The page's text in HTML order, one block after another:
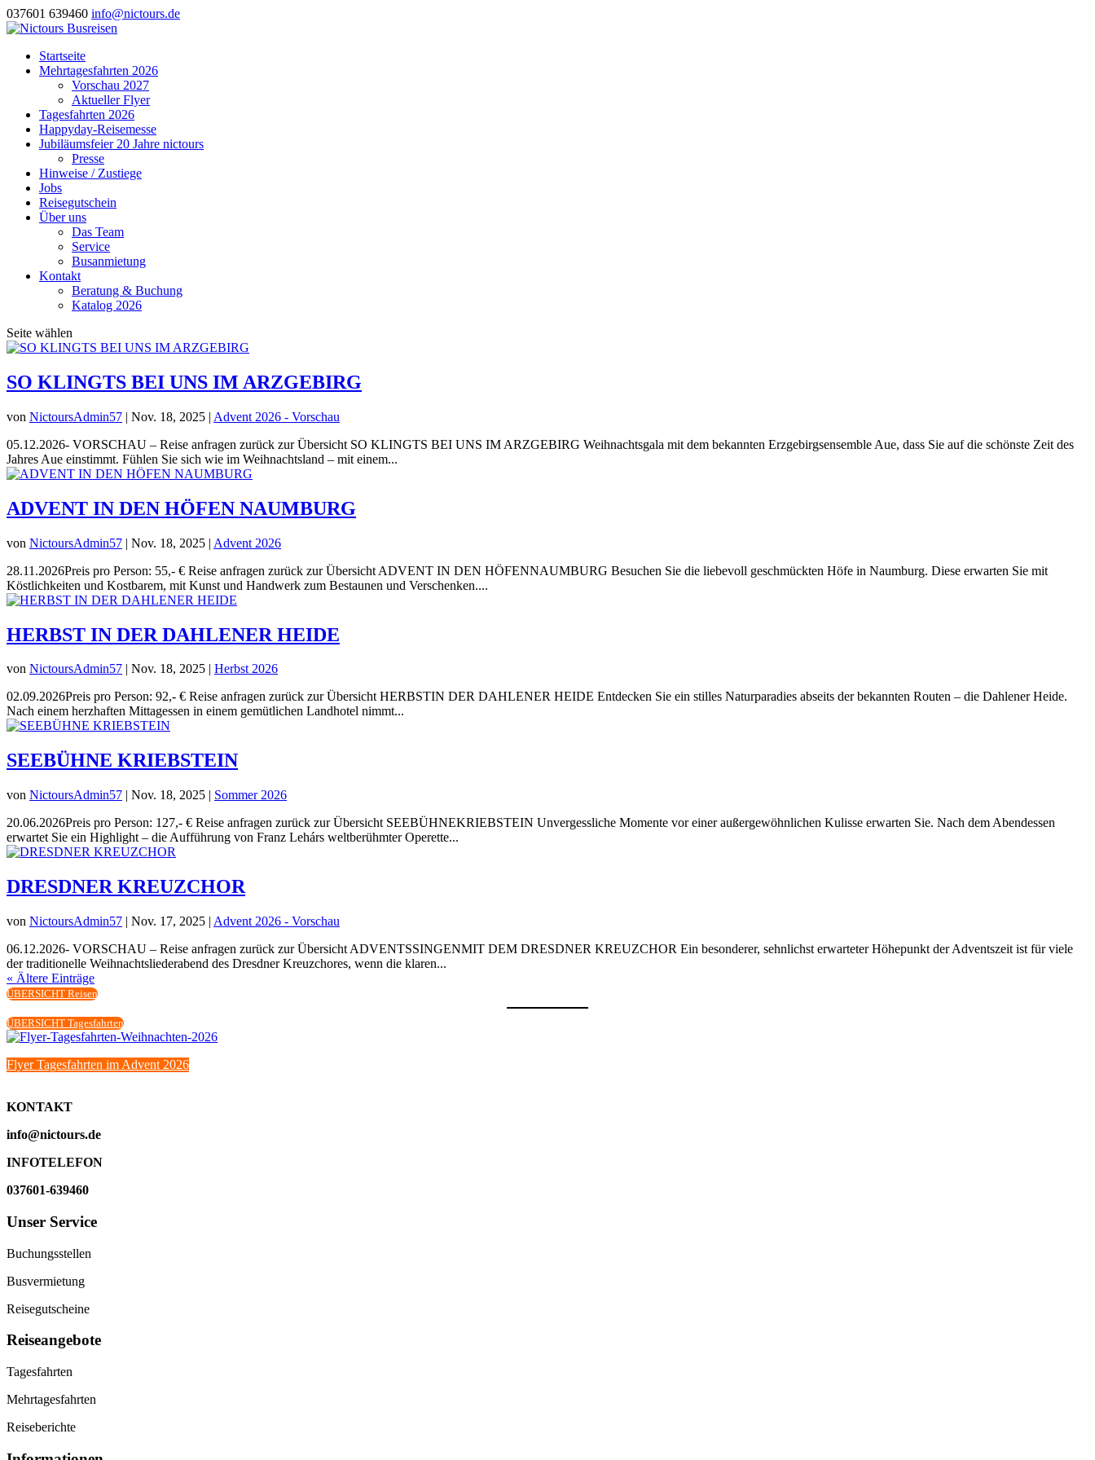
037601 639460 info@nictours.de
Startseite
Mehrtagesfahrten 2026
Vorschau 2027
Aktueller Flyer
Tagesfahrten 2026
Happyday-Reisemesse
Jubiläumsfeier 20 Jahre nictours
Presse
Hinweise / Zustiege
Jobs
Reisegutschein
Über uns
Das Team
Service
Busanmietung
Kontakt
Beratung & Buchung
Katalog 2026
Seite wählen
SO KLINGTS BEI UNS IM ARZGEBIRG
von NictoursAdmin57 | Nov. 18, 2025 | Advent 2026 - Vorschau
05.12.2026- VORSCHAU – Reise anfragen zurück zur Übersicht SO KLINGTS BEI UNS IM ARZGEBIRG Weihnachtsgala mit dem bekannten Erzgebirgsensemble Aue, dass Sie auf die schönste Zeit des
Jahres Aue einstimmt. Fühlen Sie sich wie im Weihnachtsland – mit einem...
ADVENT IN DEN HÖFEN NAUMBURG
von NictoursAdmin57 | Nov. 18, 2025 | Advent 2026
28.11.2026Preis pro Person: 55,- € Reise anfragen zurück zur Übersicht ADVENT IN DEN HÖFENNAUMBURG Besuchen Sie die liebevoll geschmückten Höfe in Naumburg. Diese erwarten Sie mit
Köstlichkeiten und Kostbarem, mit Kunst und Handwerk zum Bestaunen und Verschenken....
HERBST IN DER DAHLENER HEIDE
von NictoursAdmin57 | Nov. 18, 2025 | Herbst 2026
02.09.2026Preis pro Person: 92,- € Reise anfragen zurück zur Übersicht HERBSTIN DER DAHLENER HEIDE Entdecken Sie ein stilles Naturparadies abseits der bekannten Routen – die Dahlener Heide.
Nach einem herzhaften Mittagessen in einem gemütlichen Landhotel nimmt...
SEEBÜHNE KRIEBSTEIN
von NictoursAdmin57 | Nov. 18, 2025 | Sommer 2026
20.06.2026Preis pro Person: 127,- € Reise anfragen zurück zur Übersicht SEEBÜHNEKRIEBSTEIN Unvergessliche Momente vor einer außergewöhnlichen Kulisse erwarten Sie. Nach dem Abendessen
erwartet Sie ein Highlight – die Aufführung von Franz Lehárs weltberühmter Operette...
DRESDNER KREUZCHOR
von NictoursAdmin57 | Nov. 17, 2025 | Advent 2026 - Vorschau
06.12.2026- VORSCHAU – Reise anfragen zurück zur Übersicht ADVENTSSINGENMIT DEM DRESDNER KREUZCHOR Ein besonderer, sehnlichst erwarteter Höhepunkt der Adventszeit ist für viele
der traditionelle Weihnachtsliederabend des Dresdner Kreuzchores, wenn die klaren...
« Ältere Einträge
ÜBERSICHT Reisen
ÜBERSICHT Tagesfahrten
Flyer Tagesfahrten im Advent 2026
KONTAKT
info@nictours.de
INFOTELEFON
037601-639460
Unser Service
Buchungsstellen
Busvermietung
Reisegutscheine
Reiseangebote
Tagesfahrten
Mehrtagesfahrten
Reiseberichte